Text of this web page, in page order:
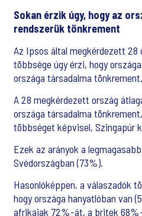
Sokan érzik úgy, hogy az
rendszerük tönkrement
Az Ipsos által megkérdezett 28
többsége úgy érzi, hogy
országa társadalma tönkrement.
A 28 megkérdezett ország
országa társadalma
többséget képvisel, Szingapúr
Ezek az arányok a
Svédországban (73%).
Hasonlóképpen, a válaszadók
hogy országa hanyatlóban van
afrikaiak 72%-át, a britek